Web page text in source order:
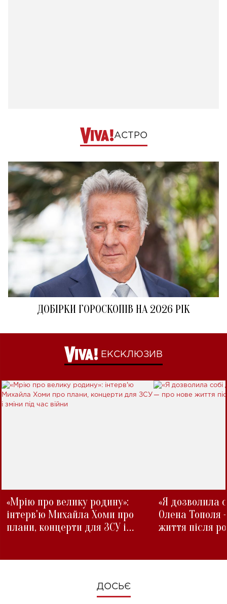
АСТРО
ДОБІРКИ ГОРОСКОПІВ НА 2026 РІК
ЕКСКЛЮЗИВ
«Мрію про велику родину»:
інтерв'ю Михайла Хоми про
плани, концерти для ЗСУ і
«Я дозволила
Олена Тополя
життя після
ДОСЬЄ